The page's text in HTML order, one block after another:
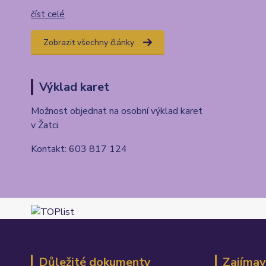
číst celé
Zobrazit všechny články
Výklad karet
Možnost objednat na osobní výklad karet
v Žatci.
Kontakt: 603 817 124
Důležité dokumenty